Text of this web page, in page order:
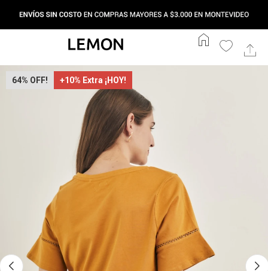
home
64 +10% Extra ¡HOY!